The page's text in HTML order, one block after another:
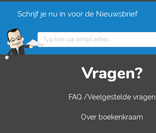
Schrijf je nu in voor de Nieuwsbrief
Vragen?
FAQ /Veelgestelde vragen
Over boekenkraam